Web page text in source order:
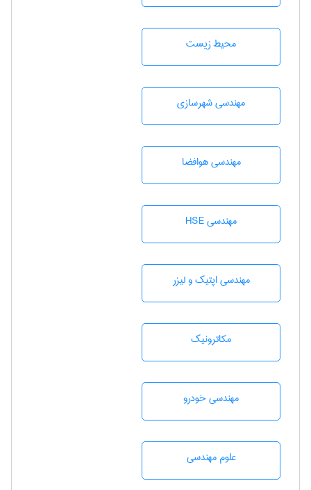
محيط زيست
مهندسی شهرسازی
مهندسی هوافضا
مهندسی HSE
مهندسی اپتیک و لیزر
مکاترونیک
مهندسی خودرو
علوم مهندسی